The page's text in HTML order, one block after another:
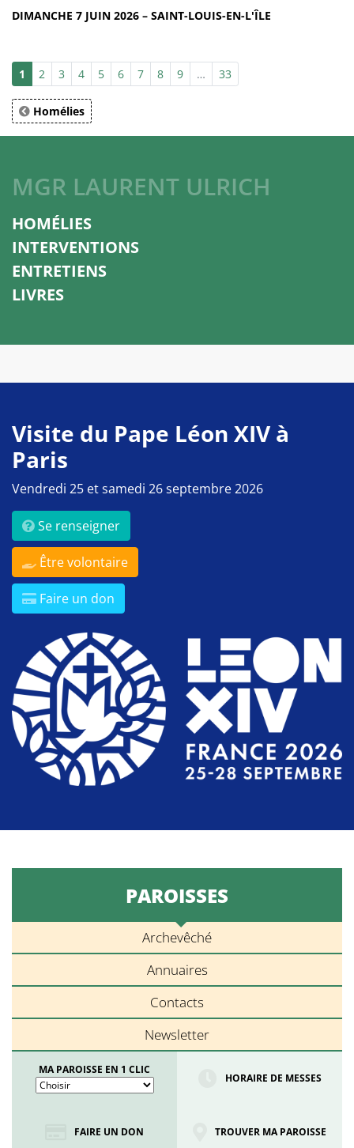
DIMANCHE 7 JUIN 2026 – SAINT-LOUIS-EN-L'ÎLE
1 2 3 4 5 6 7 8 9 … 33
Homélies
MGR LAURENT ULRICH
HOMÉLIES
INTERVENTIONS
ENTRETIENS
LIVRES
Visite du Pape Léon XIV à
Paris
Vendredi 25 et samedi 26 septembre 2026
Se renseigner
Être volontaire
Faire un don
PAROISSES
Archevêché
Annuaires
Contacts
Newsletter
MA PAROISSE EN 1 CLIC
HORAIRE DE MESSES
FAIRE UN DON TROUVER MA PAROISSE